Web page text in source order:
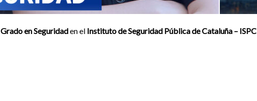
Grado en Seguridaden el Instituto de Seguridad Pública de Cataluña – ISPC